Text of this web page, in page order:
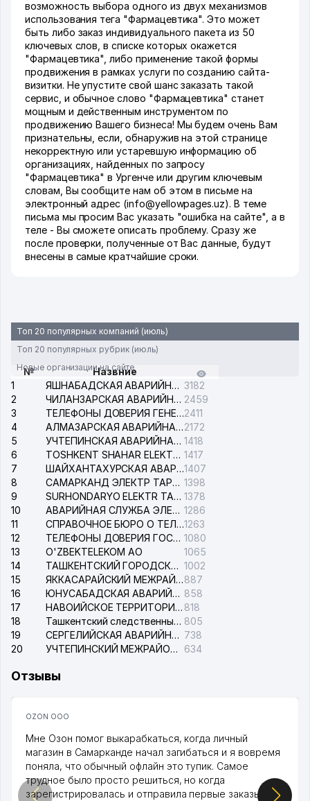
возможность выбора одного из двух механизмов
использования тега "Фармацевтика". Это может
быть либо заказ индивидуального пакета из 50
ключевых слов, в списке которых окажется
"Фармацевтика", либо применение такой формы
продвижения в рамках услуги по созданию сайта-
визитки. Не упустите свой шанс заказать такой
сервис, и обычное слово "Фармацевтика" станет
мощным и действенным инструментом по
продвижению Вашего бизнеса! Мы будем очень Вам
признательны, если, обнаружив на этой странице
некорректную или устаревшую информацию об
организациях, найденных по запросу
"Фармацевтика" в Ургенче или другим ключевым
словам, Вы сообщите нам об этом в письме на
электронный адрес (info@yellowpages.uz). В теме
письма мы просим Вас указать "ошибка на сайте", а в
теле - Вы сможете описать проблему. Сразу же
после проверки, полученные от Вас данные, будут
внесены в самые кратчайшие сроки.
Топ 20 популярных компаний (июль)
Топ 20 популярных рубрик (июль)
Новые организации на сайте
№
Назвние
1
ЯШНАБАДСКАЯ АВАРИЙНАЯ СЛУЖБА ЭЛЕКТРОСЕТИ 3182
2
ЧИЛАНЗАРСКАЯ АВАРИЙНАЯ СЛУЖБА ЭЛЕКТРОСЕТИ 2459
3
ТЕЛЕФОНЫ ДОВЕРИЯ ГЕНЕРАЛЬНОЙ ПРОКУРАТУРЫ РЕСПУБЛИКИ УЗБЕКИСТАН2411
4
АЛМАЗАРСКАЯ АВАРИЙНАЯ СЛУЖБА ЭЛЕКТРОСЕТИ2172
5
УЧТЕПИНСКАЯ АВАРИЙНАЯ СЛУЖБА ЭЛЕКТРОСЕТИ 1418
6
TOSHKENT SHAHAR ELEKTR TARMOQLARI KORXONASI АО 1417
7
ШАЙХАНТАХУРСКАЯ АВАРИЙНАЯ СЛУЖБА ЭЛЕКТРОСЕТИ1407
8
САМАРКАНД ЭЛЕКТР ТАРМОКЛАРИ АО 1398
9
SURHONDARYO ELEKTR TARMOKLARI АО 1378
10
АВАРИЙНАЯ СЛУЖБА ЭЛЕКТРОСЕТИ ТАШКЕНТСКОГО РАЙОНА 1286
11
СПРАВОЧНОЕ БЮРО О ТЕЛЕФОНАХ ОРГАНИЗАЦИЙ г. ТАШКЕНТА1263
12
ТЕЛЕФОНЫ ДОВЕРИЯ ГОСУДАРСТВЕННОГО ЦЕНТРА ТЕСТИРОВАНИЯ 1080
13
O'ZBEKTELEKOM АО
1065
14
ТАШКЕНТСКИЙ ГОРОДСКОЙ СУД ПО ГРАЖДАНСКИМ ДЕЛАМ 1002
15
ЯККАСАРАЙСКИЙ МЕЖРАЙОННЫЙ СУД ПО ГРАЖДАНСКИМ ДЕЛАМ887
16
ЮНУСАБАДСКАЯ АВАРИЙНАЯ СЛУЖБА ЭЛЕКТРОСЕТИ 858
17
НАВОИЙСКОЕ ТЕРРИТОРИАЛЬНОЕ ПРЕДПРИЯТИЕ ЭЛЕКТРОСЕТИ АО 818
18
Ташкентский следственный изолятор 805
19
СЕРГЕЛИЙСКАЯ АВАРИЙНАЯ СЛУЖБА ЭЛЕКТРОСЕТИ 738
20
УЧТЕПИНСКИЙ МЕЖРАЙОННЫЙ СУД ПО ГРАЖДАНСКИМ ДЕЛАМ 634
Отзывы
OZON ООО
Мне Озон помог выкарабкаться, когда личный
магазин в Самарканде начал загибаться и я вовремя
поняла, что обычный офлайн это тупик. Самое
трудное было просто решиться, но когда
зарегистрировалась и отправила первые заказы,